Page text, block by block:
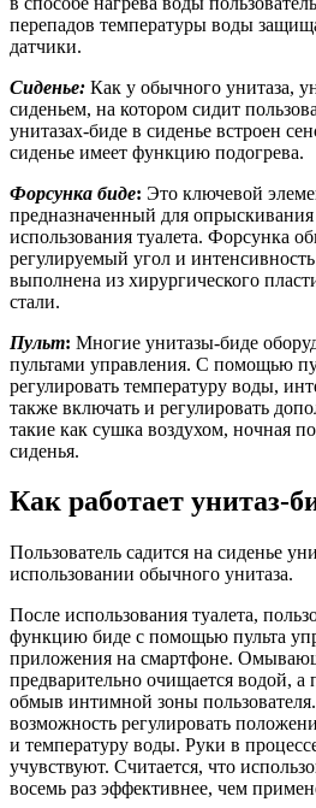
перепадов температуры воды
датчики.
Сиденье: Как у обычного унитаза,
сиденьем, на котором сидит
унитазах-биде в сиденье встроен
сиденье имеет функцию подогрева.
Форсунка биде: Это ключевой
предназначенный для
использования туалета. Форсунка
регулируемый угол и
выполнена из хирургического
стали.
Пульт: Многие унитазы-биде
пультами управления. С помощью
регулировать температуру воды,
также включать и регулировать
такие как сушка воздухом, ночная
сиденья.
Как работает унитаз-
Пользователь садится на сиденье
использовании обычного унитаза.
После использования туалета,
функцию биде с помощью пульта
приложения на смартфоне.
предварительно очищается водой, а
обмыв интимной зоны
возможность регулировать
и температуру воды. Руки в
учувствуют. Считается, что
восемь раз эффективнее, чем